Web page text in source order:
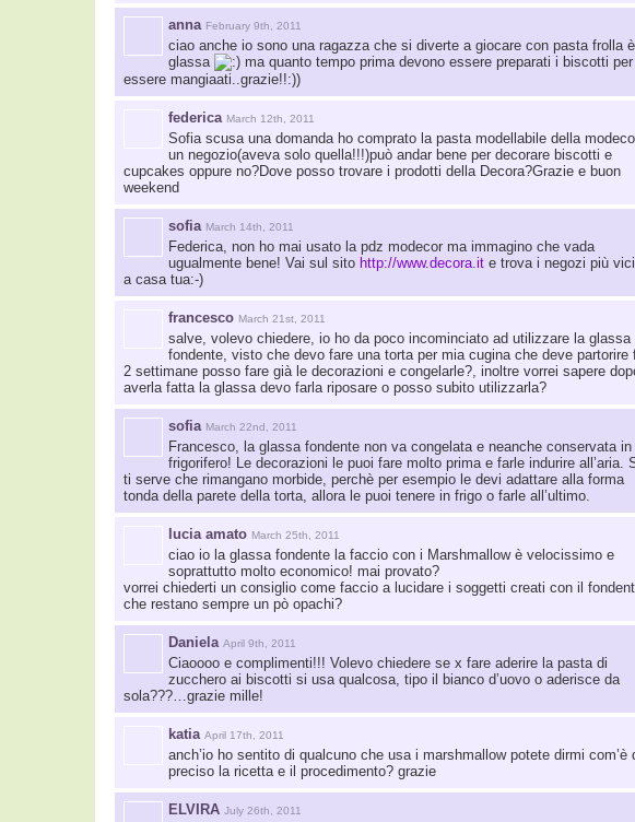
anna February 9th, 2011
ciao anche io sono una ragazza che si diverte a giocare con pasta frolla è
glassa
ma quanto tempo prima devono essere preparati i biscotti per
essere mangiaati..grazie!!:))
federica March 12th, 2011
Sofia scusa una domanda ho comprato la pasta modellabile della
un negozio(aveva solo quella!!!)può andar bene per decorare biscotti e
cupcakes oppure no?Dove posso trovare i prodotti della Decora?Grazie e buon
weekend
sofia March 14th, 2011
Federica, non ho mai usato la pdz modecor ma immagino che vada
ugualmente bene! Vai sul sito http://www.decora.it e trova i negozi più
a casa tua:-)
francesco March 21st, 2011
salve, volevo chiedere, io ho da poco incominciato ad utilizzare la glassa
fondente, visto che devo fare una torta per mia cugina che deve partorire
2 settimane posso fare già le decorazioni e congelarle?, inoltre vorrei sapere
averla fatta la glassa devo farla riposare o posso subito utilizzarla?
sofia March 22nd, 2011
Francesco, la glassa fondente non va congelata e neanche conservata in
frigorifero! Le decorazioni le puoi fare molto prima e farle indurire all’aria.
ti serve che rimangano morbide, perchè per esempio le devi adattare alla forma
tonda della parete della torta, allora le puoi tenere in frigo o farle all’ultimo.
lucia amato March 25th, 2011
ciao io la glassa fondente la faccio con i Marshmallow è velocissimo e
soprattutto molto economico! mai provato?
vorrei chiederti un consiglio come faccio a lucidare i soggetti creati con il
che restano sempre un pò opachi?
Daniela April 9th, 2011
Ciaoooo e complimenti!!! Volevo chiedere se x fare aderire la pasta di
zucchero ai biscotti si usa qualcosa, tipo il bianco d’uovo o aderisce da
sola???…grazie mille!
katia April 17th, 2011
anch’io ho sentito di qualcuno che usa i marshmallow potete dirmi com’è
preciso la ricetta e il procedimento? grazie
ELVIRA July 26th, 2011